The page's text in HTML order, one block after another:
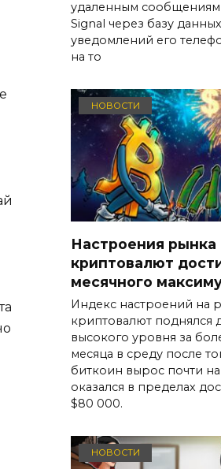
удаленным сообщениям
Signal через базу
уведомлений его
на то
НОВОСТИ
Настроения рынка
криптовалют
месячного
Индекс настроений на
криптовалют поднялся
высокого уровня за
месяца в среду после
биткоин вырос почти на
оказался в пределах
$80 000.
НОВОСТИ